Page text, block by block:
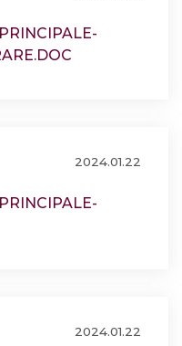
2024.01.22
2024.01.22